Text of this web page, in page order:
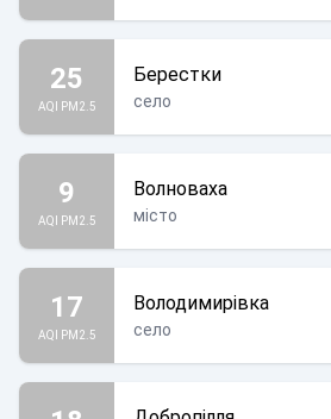
25
AQI PM2.5
Берестки
село
9
AQI PM2.5
Волноваха
місто
17
AQI PM2.5
Володимирівка
село